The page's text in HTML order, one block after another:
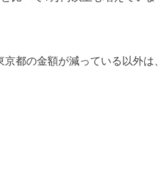
都の金額が減っている以外は、